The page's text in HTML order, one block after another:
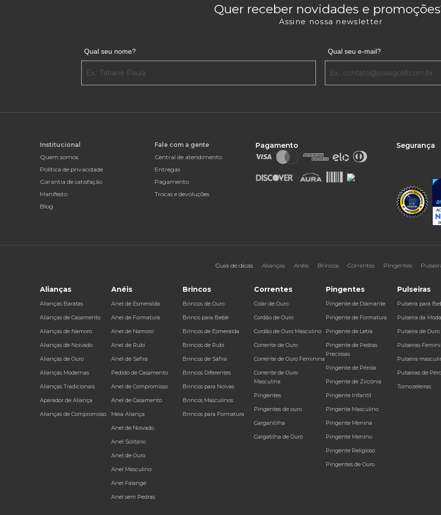
Quer receber novidades e
Assine nossa newsletter
Qual seu nome? Qual seu e-mail?
Institucional
Quem somos
Política de privacidade
Garantia de satisfação
Manifesto
Blog
Fale com a gente
Central de atendimento
Entregas
Pagamento
Trocas e devoluções
Pagamento Segurança
Guia de dicas Alianças Anéis Brincos Correntes Pingentes
Alianças
Alianças Baratas
Alianças de Casamento
Alianças de Namoro
Alianças de Noivado
Alianças de Ouro
Alianças Modernas
Alianças Tradicionais
Aparador de Aliança
Alianças de Compromisso
Anéis
Anel de Esmeralda
Anel de Formatura
Anel de Namoro
Anel de Rubi
Anel de Safira
Pedido de Casamento
Anel de Compromisso
Anel de Casamento
Meia Aliança
Anel de Noivado
Anel Solitário
Anel de Ouro
Anel Masculino
Anel Falange
Anel sem Pedras
Brincos
Brincos de Ouro
Brinco para Bebê
Brincos de Esmeralda
Brincos de Rubi
Brincos de Safira
Brincos Diferentes
Brincos para Noivas
Brincos Masculinos
Brincos para Formatura
Correntes
Colar de Ouro
Cordão de Ouro
Cordão de Ouro Masculino
Corrente de Ouro
Corrente de Ouro Feminina
Corrente de Ouro
Masculina
Pingentes
Pingentes de ouro
Gargantilha
Gargatilha de Ouro
Pingentes
Pingente de Diamante
Pingente de Formatura
Pingente de Letra
Pingente de Pedras
Preciosas
Pingente de Pérola
Pingente de Zircônia
Pingente Infantil
Pingente Masculino
Pingente Menina
Pingente Menino
Pingente Religioso
Pingentes de Ouro
Pulseiras
Pulseira para
Pulseira da Moda
Pulseira de Ouro
Pulseiras
Pulseira
Pulseiras de
Tornozeleiras